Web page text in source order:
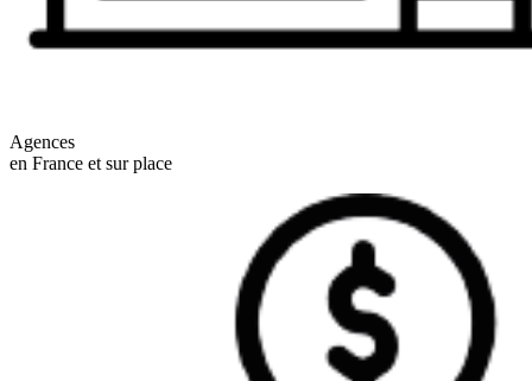
Agences
en France et sur place